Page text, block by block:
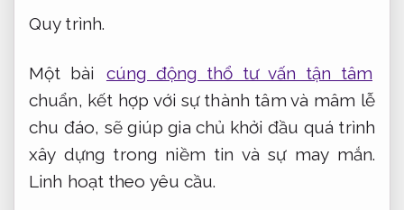
Quy trình.
Một bài
cúng động thổ tư vấn tận tâm
chuẩn, kết hợp với sự thành tâm và mâm lễ
chu đáo, sẽ giúp gia chủ khởi đầu quá trình
xây dựng trong niềm tin và sự may mắn.
Linh hoạt theo yêu cầu.